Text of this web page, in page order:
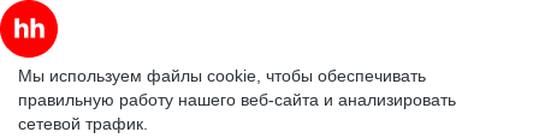
Мы используем файлы cookie, чтобы обеспечивать
правильную работу нашего веб-сайта и анализировать
сетевой трафик.